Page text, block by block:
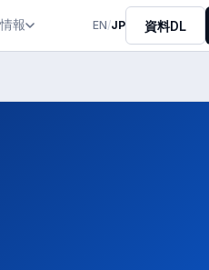
報 EN/JP 資料DL